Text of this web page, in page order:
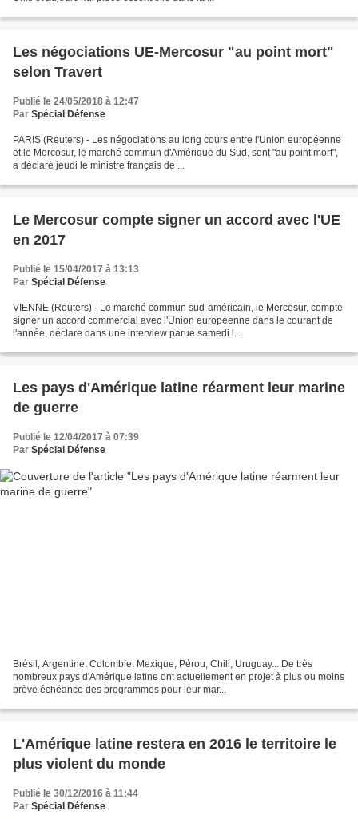
Les négociations UE-Mercosur "au point mort"
selon Travert
Publié le 24/05/2018 à 12:47
Par Spécial Défense
PARIS (Reuters) - Les négociations au long cours entre l'Union européenne
et le Mercosur, le marché commun d'Amérique du Sud, sont "au point mort",
a déclaré jeudi le ministre français de ...
Le Mercosur compte signer un accord avec l'UE
en 2017
Publié le 15/04/2017 à 13:13
Par Spécial Défense
VIENNE (Reuters) - Le marché commun sud-américain, le Mercosur, compte
signer un accord commercial avec l'Union européenne dans le courant de
l'année, déclare dans une interview parue samedi l...
Les pays d'Amérique latine réarment leur marine
de guerre
Publié le 12/04/2017 à 07:39
Par Spécial Défense
Brésil, Argentine, Colombie, Mexique, Pérou, Chili, Uruguay... De très
nombreux pays d'Amérique latine ont actuellement en projet à plus ou moins
brève échéance des programmes pour leur mar...
L'Amérique latine restera en 2016 le territoire le
plus violent du monde
Publié le 30/12/2016 à 11:44
Par Spécial Défense